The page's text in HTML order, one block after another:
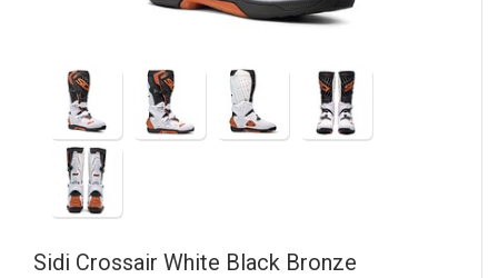
Sidi Crossair White Black Bronze